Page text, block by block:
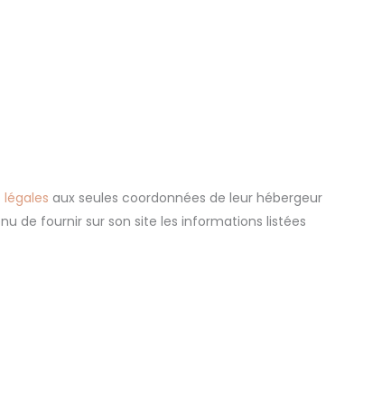
aux seules coordonnées de leur hébergeur
de fournir sur son site les informations listées